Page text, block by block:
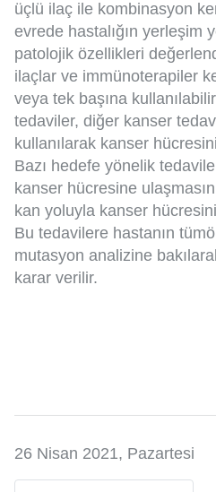
üçlü ilaç ile kombinasyon
evrede hastalığın yerleşim
patolojik özellikleri
ilaçlar ve immünoterapiler
veya tek başına
tedaviler, diğer kanser
kullanılarak kanser
Bazı hedefe yönelik
kanser hücresine
kan yoluyla kanser
Bu tedavilere hastanın
mutasyon analizine
karar verilir.
26 Nisan 2021, Pazartesi